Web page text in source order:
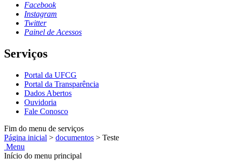
Facebook
Instagram
Twitter
Painel de Acessos
Serviços
Portal da UFCG
Portal da Transparência
Dados Abertos
Ouvidoria
Fale Conosco
Fim do menu de serviços
Página inicial > documentos > Teste
Menu
Início do menu principal